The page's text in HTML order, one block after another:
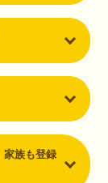
家族も登録